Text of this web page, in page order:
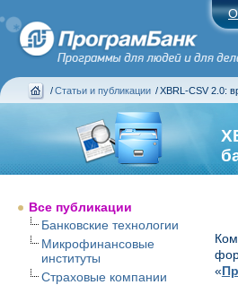
/ Статьи и публикации / XBRL-CSV 2.0:
Все публикации
Банковские технологии
Микрофинансовые
институты
Страховые компании
«